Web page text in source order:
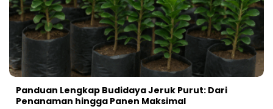
Panduan Lengkap Budidaya Jeruk Purut: Dari
Penanaman hingga Panen Maksimal